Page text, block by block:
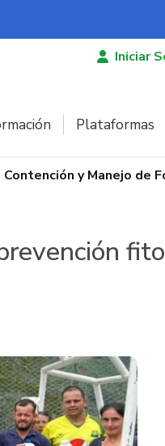
Iniciar
Plataformas
y Manejo de